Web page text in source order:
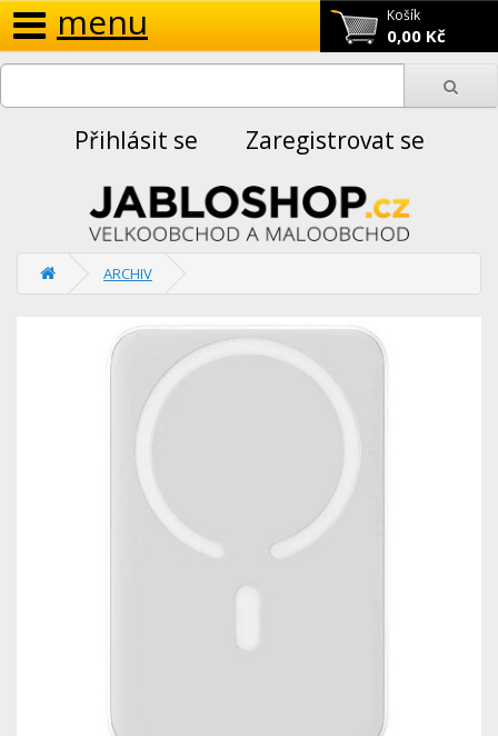
Košík
0,00 Kč
menu
Přihlásit se Zaregistrovat se
ARCHIV